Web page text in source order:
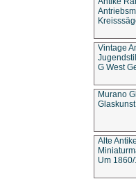
Vintage
G West
Murano
Alte
Um